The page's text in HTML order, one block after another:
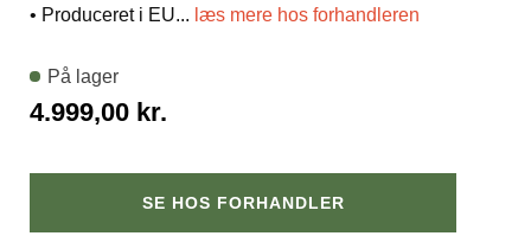
• Produceret i EU... læs mere hos forhandleren
4.999,00 kr.
På lager
SE HOS FORHANDLER